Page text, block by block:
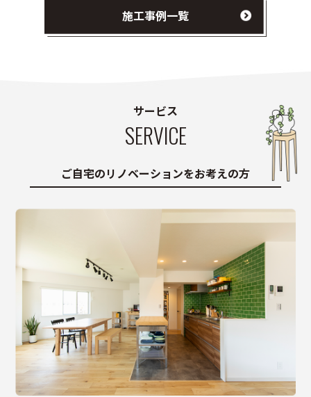
施工事例一覧
サービス
SERVICE
ご自宅のリノベーションをお考えの方